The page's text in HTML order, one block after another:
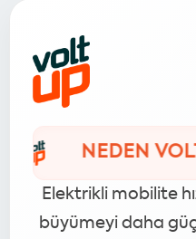
NEDEN VOLTUP?
Elektrikli mobilite
büyümeyi daha